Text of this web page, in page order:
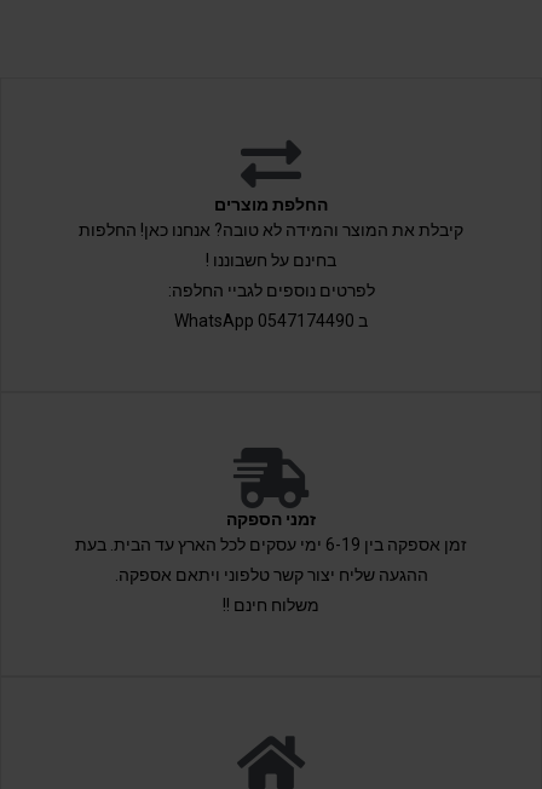
החלפת מוצרים
קיבלת את המוצר והמידה לא טובה? אנחנו כאן! החלפות
בחינם על חשבוננו !
לפרטים נוספים לגביי החלפה:
ב 0547174490 WhatsApp
זמני הספקה
זמן אספקה בין 6-19 ימי עסקים לכל הארץ עד הבית. בעת
ההגעה שליח יצור קשר טלפוני ויתאם אספקה.
משלוח חינם !!